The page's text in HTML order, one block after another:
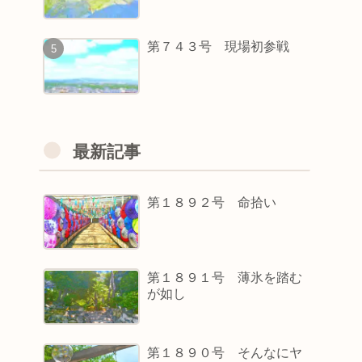
第７４３号 現場初参戦
最新記事
第１８９２号 命拾い
第１８９１号 薄氷を踏む
が如し
第１８９０号 そんなにヤ